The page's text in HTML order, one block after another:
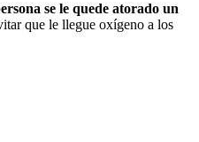
se le quede atorado un
que le llegue oxígeno a los